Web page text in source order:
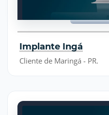
Implante Ingá
Cliente de Maringá - PR.